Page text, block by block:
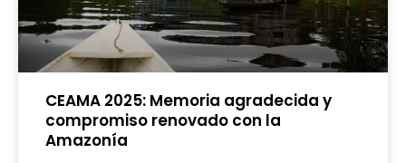
CEAMA 2025: Memoria agradecida y
compromiso renovado con la
Amazonía